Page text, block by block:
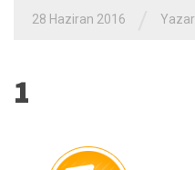
28 Haziran 2016
1